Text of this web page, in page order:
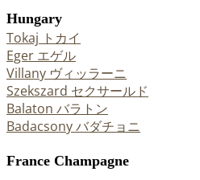
Hungary
Tokaj トカイ
Eger エゲル
Villany ヴィッラーニ
Szekszard セクサールド
Balaton バラトン
Badacsony バダチョニ
France Champagne